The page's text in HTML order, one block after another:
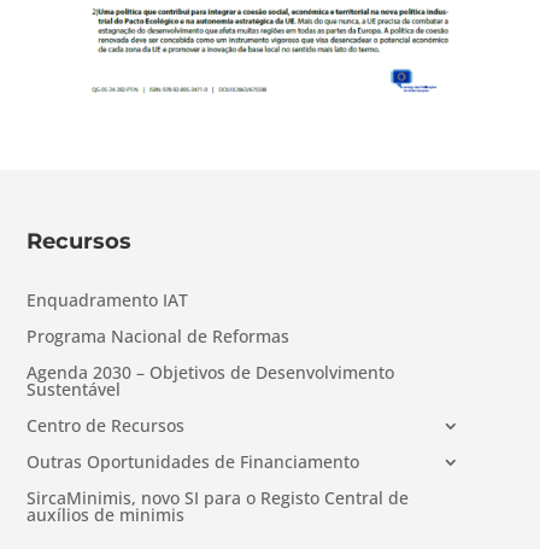
Recursos
Enquadramento IAT
Programa Nacional de Reformas
Agenda 2030 – Objetivos de Desenvolvimento
Sustentável
Centro de Recursos
Outras Oportunidades de Financiamento
SircaMinimis, novo SI para o Registo Central de
auxílios de minimis